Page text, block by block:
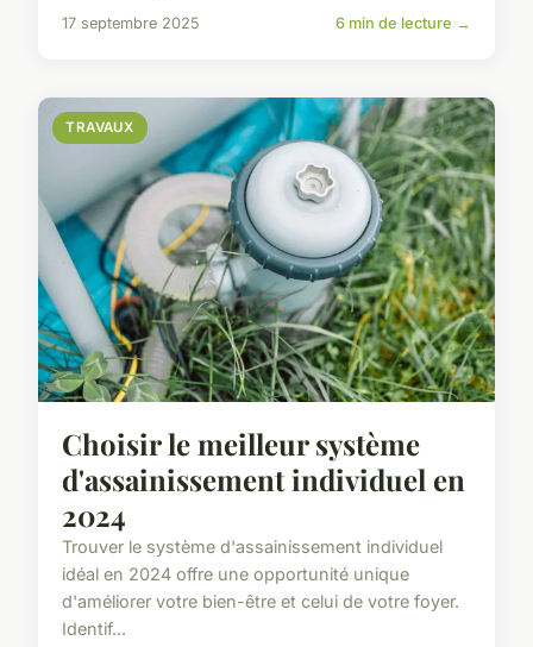
17 septembre 2025 6 min de lecture →
TRAVAUX
Choisir le meilleur système
d'assainissement individuel en
2024
Trouver le système d'assainissement individuel
idéal en 2024 offre une opportunité unique
d'améliorer votre bien-être et celui de votre foyer.
Identif...